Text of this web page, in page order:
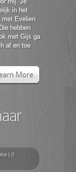
in het
met Evelien
hebben
met Gijs ga
af en toe
More
| 0